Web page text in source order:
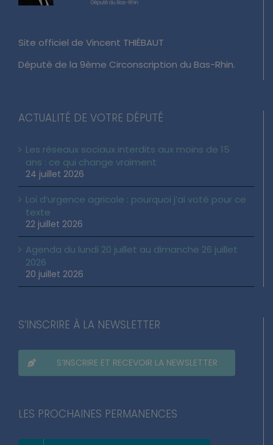
Site officiel de Vincent THIÉBAUT
Député de la 9ème Circonscription du Bas-Rhin.
ACTUALITÉ DE VOTRE DÉPUTÉ
Les réseaux sociaux interdits aux moins de 15
ans : ce qui change vraiment
24 juillet 2026
Loi d’urgence agricole : pourquoi j’ai voté pour ce
texte
22 juillet 2026
Agenda du lundi 20 juillet au dimanche 26 juillet
2026
20 juillet 2026
S’INSCRIRE À LA NEWSLETTER
S’INSCRIRE ET RECEVOIR LA NEWSLETTER
LES PROCHAINES PERMANENCES